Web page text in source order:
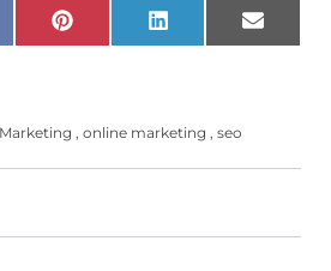
Pinterest LinkedIn Email
Marketing , online marketing , seo